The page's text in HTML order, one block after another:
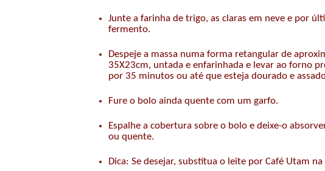
Junte a farinha de trigo, as claras em neve e por
fermento.
Despeje a massa numa forma retangular de
35X23cm, untada e enfarinhada e levar ao forno
por 35 minutos ou até que esteja dourado e
Fure o bolo ainda quente com um garfo.
Espalhe a cobertura sobre o bolo e deixe-o
ou quente.
Dica: Se desejar, substitua o leite por Café Utam na